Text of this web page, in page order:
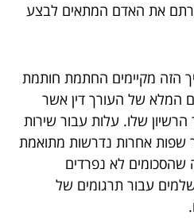
את האדם המתאים לבצע
הזה מקיימים החתמת חותמת
המלא של העורך דין אשר
שלו. עלות עבור שירות
שפות אחרות נדרשות מתואמת
שהסכומים לא נפרדים
עבור תרגומים של